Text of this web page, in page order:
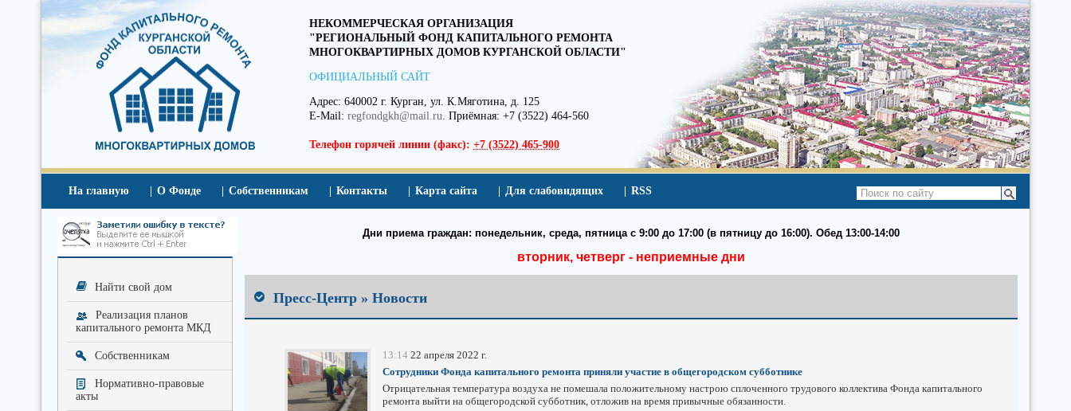
НЕКОММЕРЧЕСКАЯ ОРГАНИЗАЦИЯ
"РЕГИОНАЛЬНЫЙ ФОНД КАПИТАЛЬНОГО РЕМОНТА
МНОГОКВАРТИРНЫХ ДОМОВ КУРГАНСКОЙ ОБЛАСТИ"
ОФИЦИАЛЬНЫЙ САЙТ
Адрес: 640002 г. Курган, ул. К.Мяготина, д. 125
E-Mail: regfondgkh@mail.ru. Приёмная: +7 (3522) 464-560
Телефон горячей линии (факс): +7 (3522) 465-900
На главную О Фонде Собственникам Контакты Карта сайта Для слабовидящих RSS
Найти свой дом
Реализация планов
капитального ремонта МКД
Собственникам
Нормативно-правовые
акты
Дни приема граждан: понедельник, среда, пятница с 9:00 до 17:00 (в пятницу до 16:00). Обед 13:00-14:00
вторник, четверг - неприемные дни
Пресс-Центр » Новости
13:14 22 апреля 2022 г.
Сотрудники Фонда капитального ремонта приняли участие в общегородском субботнике
Отрицательная температура воздуха не помешала положительному настрою сплоченного трудового коллектива Фонда капитального
ремонта выйти на общегородской субботник, отложив на время привычные обязанности.